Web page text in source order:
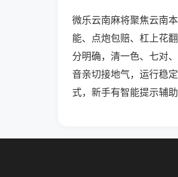
微乐云南麻将聚焦云南
能、点炮包赔、杠上花
分明确，清一色、七对
音亲切接地气，运行稳
式，新手有智能提示辅